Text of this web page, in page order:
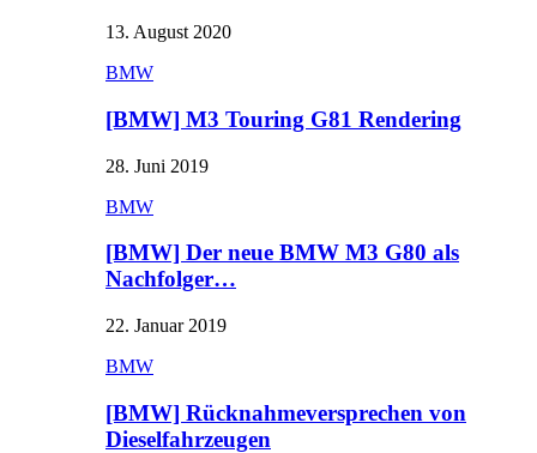
13. August 2020
BMW
[BMW] M3 Touring G81 Rendering
28. Juni 2019
BMW
[BMW] Der neue BMW M3 G80 als
Nachfolger…
22. Januar 2019
BMW
[BMW] Rücknahmeversprechen von
Dieselfahrzeugen